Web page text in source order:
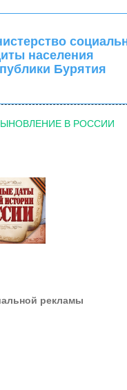
населения
Бурятия
В РОССИИ
рекламы